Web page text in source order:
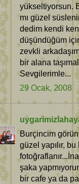
yükseltiyorsun.
mı güzel
dedim kendi
düşündüğüm
zevkli
bir alana
Sevgilerimle...
29 Ocak, 2008
Burçincim
güzel yapılır,
şaka
bir cafe ya da